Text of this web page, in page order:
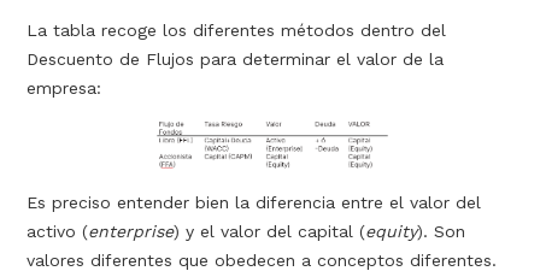
La tabla recoge los diferentes métodos dentro del
Descuento de Flujos para determinar el valor de la
empresa:
Es preciso entender bien la diferencia entre el valor del
activo (enterprise) y el valor del capital (equity). Son
valores diferentes que obedecen a conceptos diferentes.